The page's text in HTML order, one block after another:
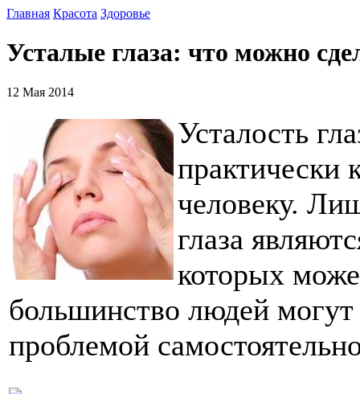
Главная Красота Здоровье
Усталые глаза: что можно
12 Мая 2014
Усталость
практически
человеку.
глаза
которых
большинство людей могут
проблемой